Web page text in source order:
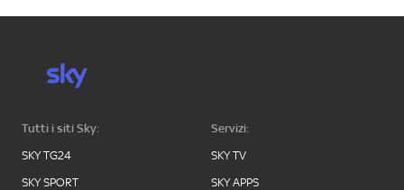
Tutti i siti Sky:
SKY TG24
SKY SPORT
Servizi:
SKY TV
SKY APPS